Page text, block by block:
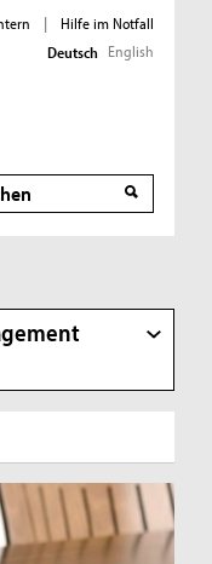
|
Hilfe im Notfall
Deutsch English